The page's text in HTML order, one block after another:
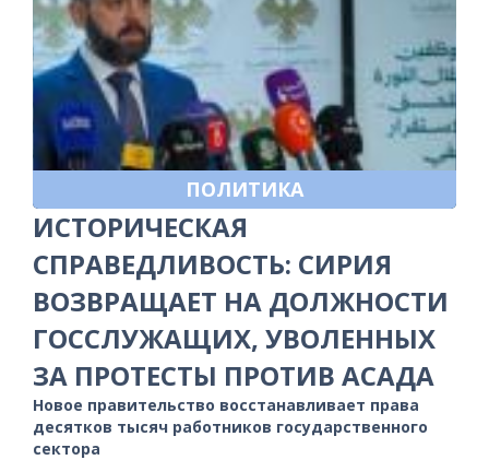
ПОЛИТИКА
ИСТОРИЧЕСКАЯ
СПРАВЕДЛИВОСТЬ: СИРИЯ
ВОЗВРАЩАЕТ НА ДОЛЖНОСТИ
ГОССЛУЖАЩИХ, УВОЛЕННЫХ
ЗА ПРОТЕСТЫ ПРОТИВ АСАДА
Новое правительство восстанавливает права
десятков тысяч работников государственного
сектора